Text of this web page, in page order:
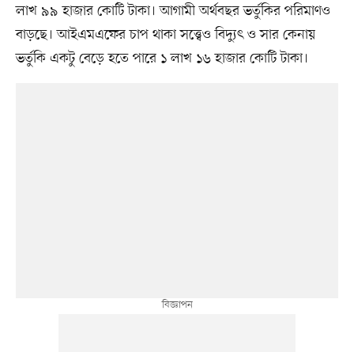
লাখ ৯৯ হাজার কোটি টাকা। আগামী অর্থবছর ভর্তুকির পরিমাণও
বাড়ছে। আইএমএফের চাপ থাকা সত্ত্বেও বিদ্যুৎ ও সার কেনায়
ভর্তুকি একটু বেড়ে হতে পারে ১ লাখ ১৬ হাজার কোটি টাকা।